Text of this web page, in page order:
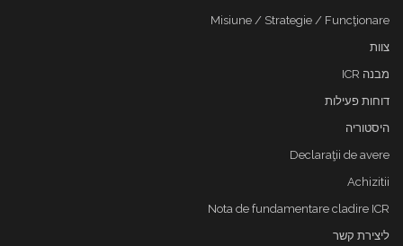
Misiune / Strategie / Funcţionare
צוות
מבנה ICR
דוחות פעילות
היסטוריה
Declaraţii de avere
Achizitii
Nota de fundamentare cladire ICR
ליצירת קשר